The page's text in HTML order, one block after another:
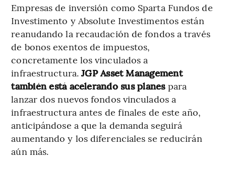
Empresas de inversión como Sparta Fundos de
Investimento y Absolute Investimentos están
reanudando la recaudación de fondos a través
de bonos exentos de impuestos,
concretamente los vinculados a
infraestructura.JGP Asset Management
también está acelerando sus planespara
lanzar dos nuevos fondos vinculados a
infraestructura antes de finales de este año,
anticipándose a que la demanda seguirá
aumentando y los diferenciales se reducirán
aún más.